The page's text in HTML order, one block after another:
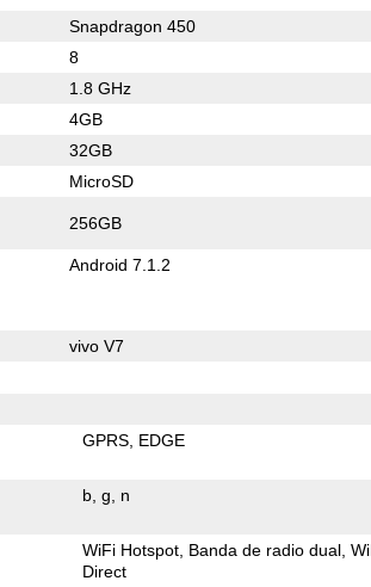
Snapdragon 450
8
1.8 GHz
4GB
32GB
MicroSD
256GB
Android 7.1.2
vivo V7
GPRS EDGE
b g n
WiFi Hotspot Banda de radio dual
Direct